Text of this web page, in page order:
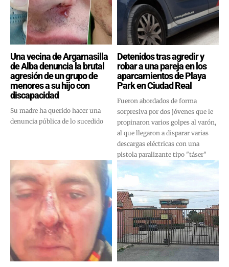
Una vecina de Argamasilla
de Alba denuncia la brutal
agresión de un grupo de
menores a su hijo con
discapacidad
Su madre ha querido hacer una
denuncia pública de lo sucedido
Detenidos tras agredir y
robar a una pareja en los
aparcamientos de Playa
Park en Ciudad Real
Fueron abordados de forma
sorpresiva por dos jóvenes que le
propinaron varios golpes al varón,
al que llegaron a disparar varias
descargas eléctricas con una
pistola paralizante tipo "táser"